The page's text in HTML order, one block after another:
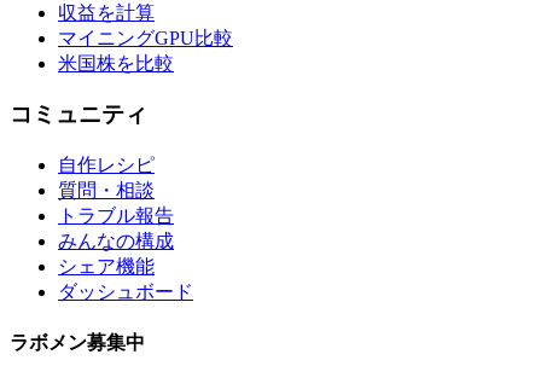
収益を計算
マイニングGPU比較
米国株を比較
コミュニティ
自作レシピ
質問・相談
トラブル報告
みんなの構成
シェア機能
ダッシュボード
ラボメン募集中